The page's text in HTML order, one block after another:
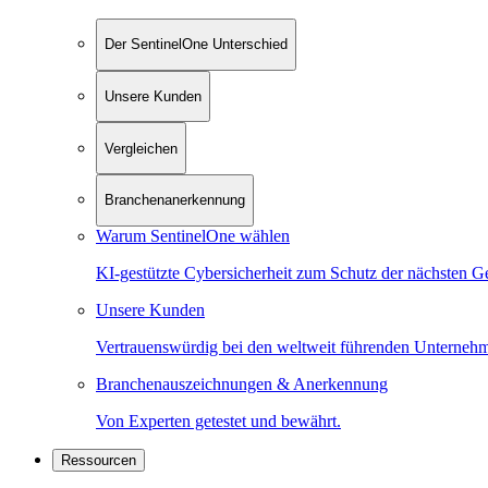
Der SentinelOne Unterschied
Unsere Kunden
Vergleichen
Branchenanerkennung
Warum SentinelOne wählen
KI-gestützte Cybersicherheit zum Schutz der nächsten
Unsere Kunden
Vertrauenswürdig bei den weltweit führenden
Branchenauszeichnungen & Anerkennung
Von Experten getestet und bewährt.
Ressourcen